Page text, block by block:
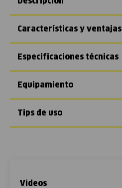
Características y ventajas
Especificaciones técnicas
Equipamiento
Tips de uso
Videos